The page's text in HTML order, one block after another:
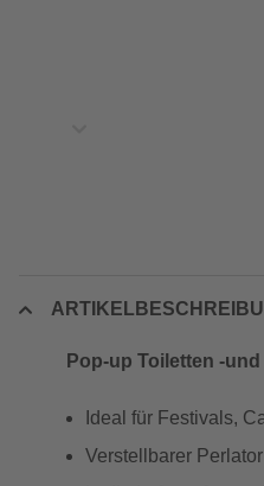
Pop-up Toiletten -
Ideal für Festivals,
Verstellbarer